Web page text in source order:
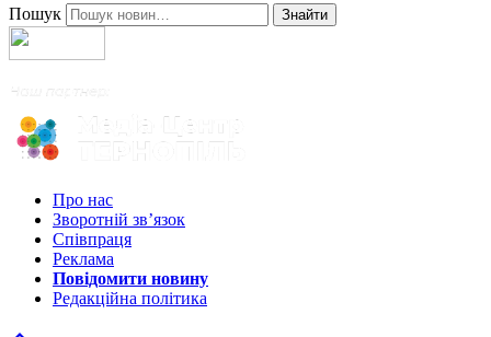
Пошук Знайти
Про нас
Зворотній зв’язок
Співпраця
Реклама
Повідомити новину
Редакційна політика